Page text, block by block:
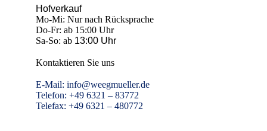
Hofverkauf
Mo-Mi: Nur nach Rücksprache
Do-Fr: ab 15:00 Uhr
Sa-So: ab 13:00 Uhr
Kontaktieren Sie uns
E-Mail: info@weegmueller.de
Telefon: +49 6321 – 83772
Telefax: +49 6321 – 480772